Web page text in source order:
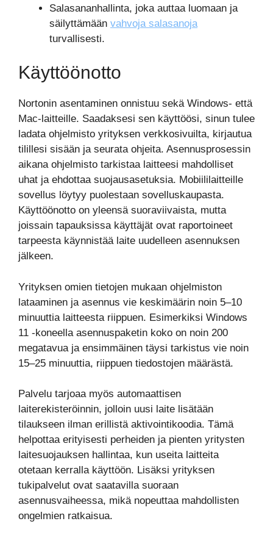
Salasananhallinta, joka auttaa luomaan ja
säilyttämään vahvoja salasanoja
turvallisesti.
Käyttöönotto
Nortonin asentaminen onnistuu sekä Windows- että
Mac-laitteille. Saadaksesi sen käyttöösi, sinun tulee
ladata ohjelmisto yrityksen verkkosivuilta, kirjautua
tilillesi sisään ja seurata ohjeita. Asennusprosessin
aikana ohjelmisto tarkistaa laitteesi mahdolliset
uhat ja ehdottaa suojausasetuksia. Mobiililaitteille
sovellus löytyy puolestaan sovelluskaupasta.
Käyttöönotto on yleensä suoraviivaista, mutta
joissain tapauksissa käyttäjät ovat raportoineet
tarpeesta käynnistää laite uudelleen asennuksen
jälkeen.
Yrityksen omien tietojen mukaan ohjelmiston
lataaminen ja asennus vie keskimäärin noin 5–10
minuuttia laitteesta riippuen. Esimerkiksi Windows
11 -koneella asennuspaketin koko on noin 200
megatavua ja ensimmäinen täysi tarkistus vie noin
15–25 minuuttia, riippuen tiedostojen määrästä.
Palvelu tarjoaa myös automaattisen
laiterekisteröinnin, jolloin uusi laite lisätään
tilaukseen ilman erillistä aktivointikoodia. Tämä
helpottaa erityisesti perheiden ja pienten yritysten
laitesuojauksen hallintaa, kun useita laitteita
otetaan kerralla käyttöön. Lisäksi yrityksen
tukipalvelut ovat saatavilla suoraan
asennusvaiheessa, mikä nopeuttaa mahdollisten
ongelmien ratkaisua.